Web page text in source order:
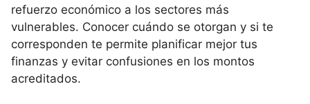
refuerzo económico a los sectores más
vulnerables. Conocer cuándo se otorgan y si te
corresponden te permite planificar mejor tus
finanzas y evitar confusiones en los montos
acreditados.